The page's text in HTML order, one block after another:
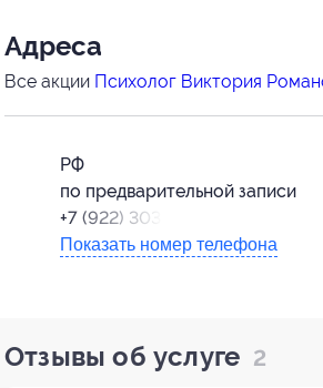
Адресa
Все акции Психолог Виктория
РФ
по предварительной записи
+7 (922) 303-70-33
Показать номер телефона
Отзывы об услуге 2